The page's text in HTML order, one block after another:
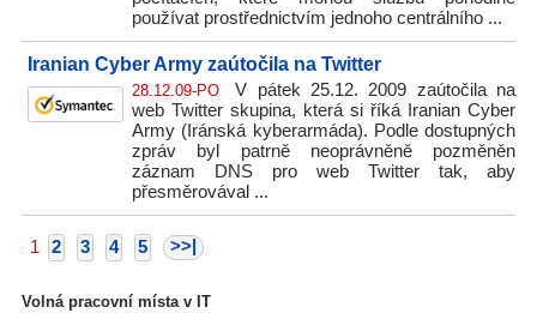
používat prostřednictvím jednoho centrálního ...
Iranian Cyber Army zaútočila na Twitter
28.12.09-PO
V pátek 25.12. 2009 zaútočila na
web Twitter skupina, která si říká Iranian Cyber
Army (Iránská kyberarmáda). Podle dostupných
zpráv byl patrně neoprávněně pozměněn
záznam DNS pro web Twitter tak, aby
přesměrovával ...
1 2 3 4 5 >>|
Volná pracovní místa v IT